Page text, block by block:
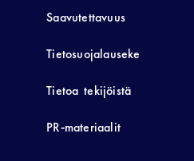
Saavutettavuus
Tietosuojalauseke
Tietoa tekijöistä
PR-materiaalit